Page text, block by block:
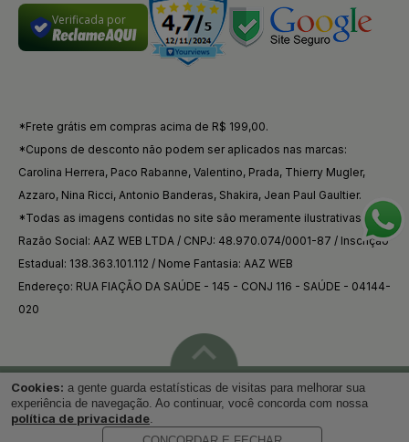
Verificada por
*Frete grátis em compras acima de R$ 199,00.
*Cupons de desconto não podem ser aplicados nas marcas:
Carolina Herrera, Paco Rabanne, Valentino, Prada, Thierry Mugler,
Azzaro, Nina Ricci, Antonio Banderas, Shakira, Jean Paul Gaultier.
*Todas as imagens contidas no site são meramente ilustrativas.
Razão Social: AAZ WEB LTDA / CNPJ: 48.970.074/0001-87 / Inscrição
Estadual: 138.363.101.112 / Nome Fantasia: AAZ WEB
Endereço: RUA FIAÇÃO DA SAÚDE - 145 - CONJ 116 - SAÚDE - 04144-
020
Voltar ao topo
Cookies: a gente guarda estatísticas de visitas para melhorar sua
experiência de navegação. Ao continuar, você concorda com nossa
política de privacidade.